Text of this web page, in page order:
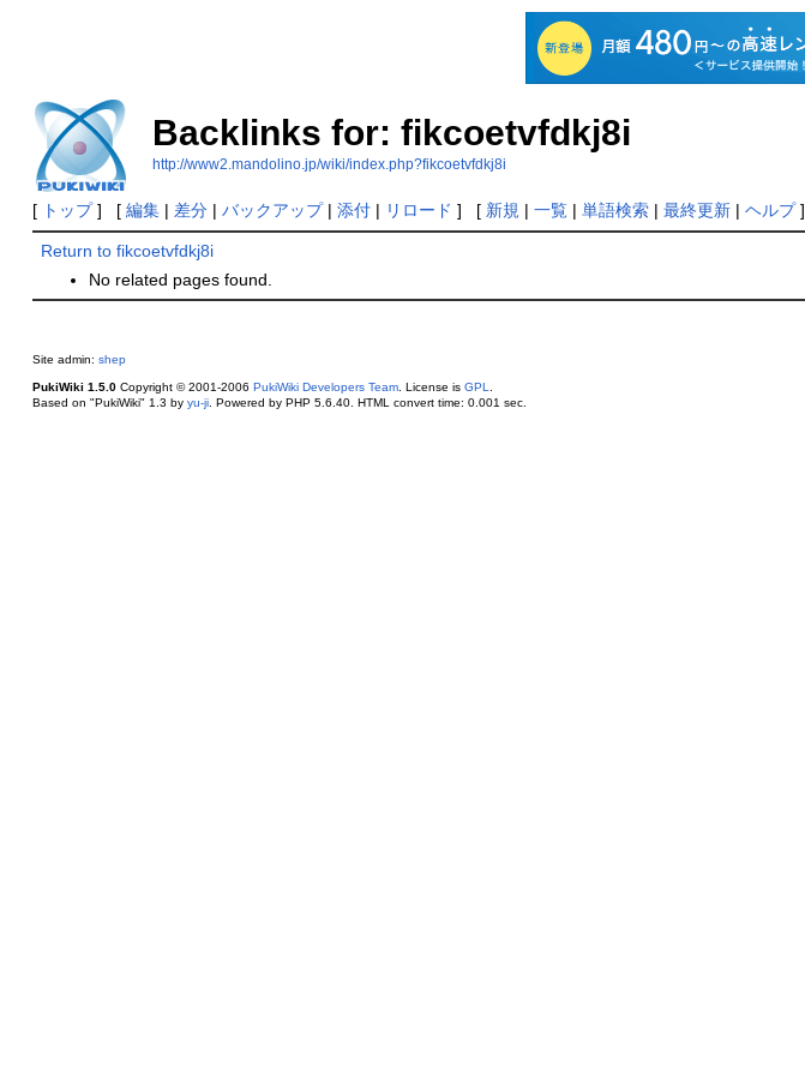
Backlinks for: fikcoetvfdkj8i
http://www2.mandolino.jp/wiki/index.php?fikcoetvfdkj8i
[ トップ] [ 編集| 差分| バックアップ| 添付| リロード ] [ 新規 | 一覧| 単語検索| 最終更新| ヘルプ]
Return to fikcoetvfdkj8i
No related pages found.
Site admin: shep
PukiWiki 1.5.0Copyright © 2001-2006 PukiWiki Developers Team. License is GPL
Based on "PukiWiki" 1.3 by yu-ji. Powered by PHP 5.6.40. HTML convert time: 0.001 sec.